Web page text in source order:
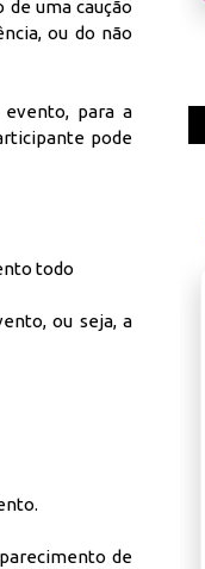
uma caução
ou do não
para a
pode
todo
ou seja, a
de